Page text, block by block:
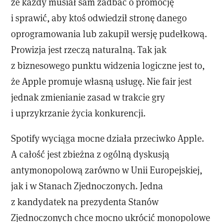
i sprawić, aby ktoś odwiedził stronę danego
oprogramowania lub zakupił wersję pudełkową.
Prowizja jest rzeczą naturalną. Tak jak
z biznesowego punktu widzenia logiczne jest to,
że Apple promuje własną usługę. Nie fair jest
jednak zmienianie zasad w trakcie gry
i uprzykrzanie życia konkurencji.
Spotify wyciąga mocne działa przeciwko Apple.
A całość jest zbieżna z ogólną dyskusją
antymonopolową zarówno w Unii Europejskiej,
jak i w Stanach Zjednoczonych. Jedna
z kandydatek na prezydenta Stanów
Zjednoczonych chce mocno ukrócić monopolowe